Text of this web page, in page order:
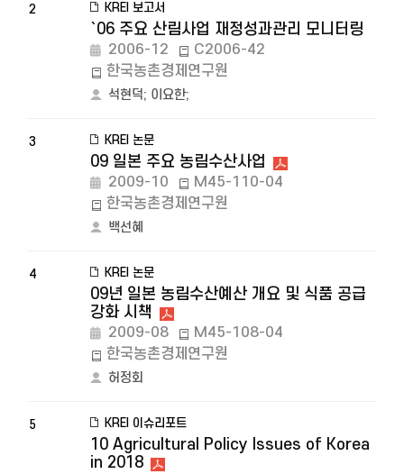
2 KREI 보고서
`06 주요 산림사업 재정성과관리 모니터링
2006-12
C2006-42
한국농촌경제연구원
석현덕; 이요한;
3 KREI 논문
09 일본 주요 농림수산사업
2009-10
M45-110-04
한국농촌경제연구원
백선혜
4 KREI 논문
09년 일본 농림수산예산 개요 및 식품 공급
강화 시책
2009-08
M45-108-04
한국농촌경제연구원
허정회
5 KREI 이슈리포트
10 Agricultural Policy Issues of Korea
in 2018